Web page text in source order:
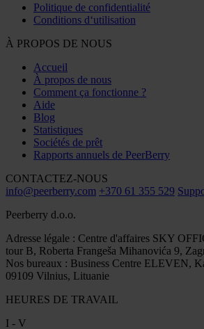
Politique de confidentialité
Conditions d‘utilisation
À PROPOS DE NOUS
Accueil
À propos de nous
Comment ça fonctionne ?
Aide
Blog
Statistiques
Sociétés de prêt
Rapports annuels de PeerBerry
CONTACTEZ-NOUS
info@peerberry.com +370 61 355 529
Peerberry d.o.o.
Adresse légale : Centre d'affaires SKY
tour B, Roberta Frangeša Mihanovića 9,
Nos bureaux : Business Centre ELEVEN,
09109 Vilnius, Lituanie
HEURES DE TRAVAIL
I - V